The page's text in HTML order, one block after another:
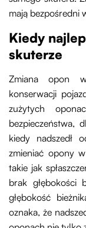
mają bezpośredni
Kiedy
skuterze
Zmiana opon
konserwacji
zużytych
bezpieczeństwa,
kiedy nadszedł
zmieniać opony
takie jak
brak głębokości
głębokość
oznaka, że